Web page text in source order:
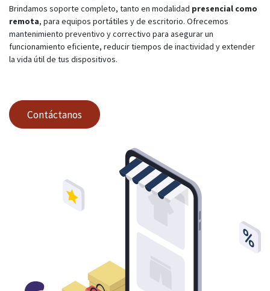
Brindamos soporte completo, tanto en modalidad presencial como
remota, para equipos portátiles y de escritorio. Ofrecemos
mantenimiento preventivo y correctivo para asegurar un
funcionamiento eficiente, reducir tiempos de inactividad y extender
la vida útil de tus dispositivos.
Contáctanos